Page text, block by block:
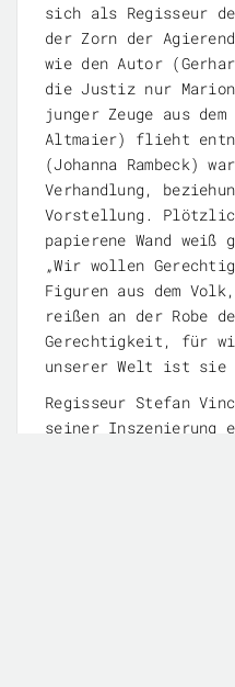
sich als Regisseur
der Zorn der
wie den Autor
die Justiz nur
junger Zeuge aus dem
Altmaier) flieht
(Johanna Rambeck)
Verhandlung,
Vorstellung.
papierene Wand weiß
„Wir wollen
Figuren aus dem
reißen an der Robe
Gerechtigkeit, für
unserer Welt ist sie
Regisseur Stefan
seiner Inszenierung